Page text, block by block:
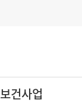
보건사업